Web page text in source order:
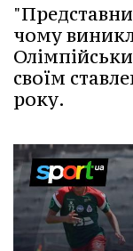
чому
своїм
року.